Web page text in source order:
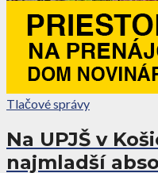
Tlačové správy
Na UPJŠ v
najmladší